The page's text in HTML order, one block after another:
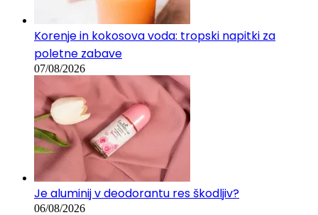
Korenje in kokosova voda: tropski napitki za
poletne zabave
07/08/2026
Je aluminij v deodorantu res škodljiv?
06/08/2026